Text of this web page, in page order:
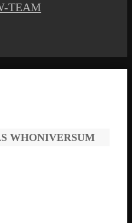
TEAM
WHONIVERSUM